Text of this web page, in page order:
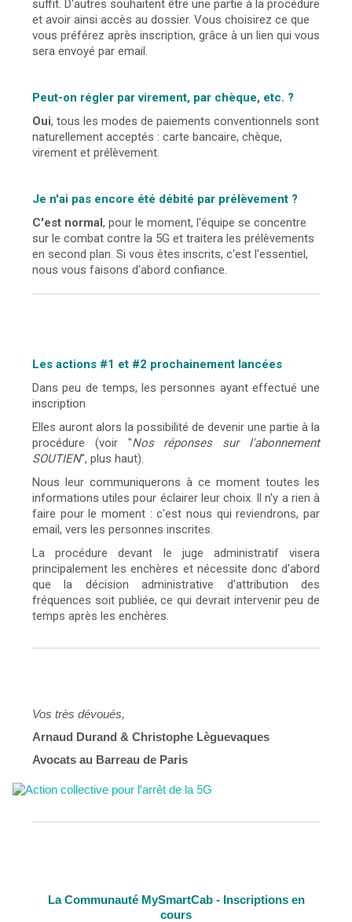
suffit. D'autres souhaitent être une partie à la procédure
et avoir ainsi accès au dossier. Vous choisirez ce que
vous préférez après inscription, grâce à un lien qui vous
sera envoyé par email.
Peut-on régler par virement, par chèque, etc. ?
Oui, tous les modes de paiements conventionnels sont
naturellement acceptés : carte bancaire, chèque,
virement et prélèvement.
Je n'ai pas encore été débité par prélèvement ?
C'est normal, pour le moment, l'équipe se concentre
sur le combat contre la 5G et traitera les prélèvements
en second plan. Si vous êtes inscrits, c'est l'essentiel,
nous vous faisons d'abord confiance.
Les actions #1 et #2 prochainement lancées
Dans peu de temps, les personnes ayant effectué une
inscription
Elles auront alors la possibilité de devenir une partie à la
procédure (voir "Nos réponses sur l'abonnement
SOUTIEN", plus haut).
Nous leur communiquerons à ce moment toutes les
informations utiles pour éclairer leur choix. Il n'y a rien à
faire pour le moment : c'est nous qui reviendrons, par
email, vers les personnes inscrites.
La procédure devant le juge administratif visera
principalement les enchères et nécessite donc d'abord
que la décision administrative d'attribution des
fréquences soit publiée, ce qui devrait intervenir peu de
temps après les enchères.
Vos très dévoués,
Arnaud Durand & Christophe Lèguevaques
Avocats au Barreau de Paris
La Communauté MySmartCab - Inscriptions en
cours